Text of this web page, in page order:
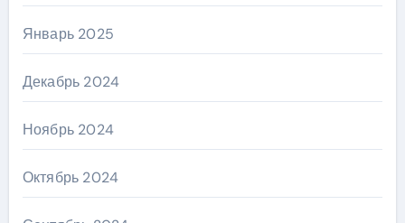
Январь 2025
Декабрь 2024
Ноябрь 2024
Октябрь 2024